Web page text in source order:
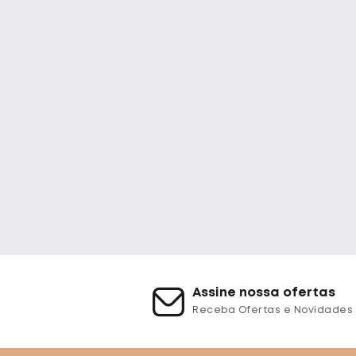
Assine nossa ofertas
Receba Ofertas e Novidades